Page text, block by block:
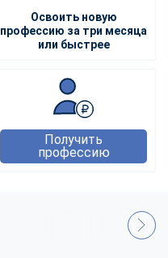
Освоить новую
профессию за три месяца
или быстрее
Получить
профессию